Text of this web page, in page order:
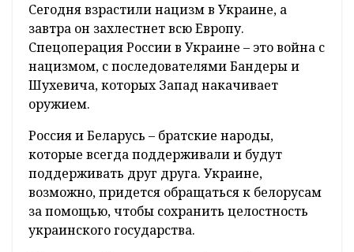
Сегодня взрастили нацизм в Украине, а
завтра он захлестнет всю Европу.
Спецоперация России в Украине – это война с
нацизмом, с последователями Бандеры и
Шухевича, которых Запад накачивает
оружием.
Россия и Беларусь – братские народы,
которые всегда поддерживали и будут
поддерживать друг друга. Украине,
возможно, придется обращаться к белорусам
за помощью, чтобы сохранить целостность
украинского государства.